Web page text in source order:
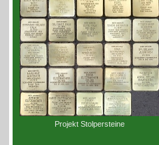
Projekt Stolpersteine